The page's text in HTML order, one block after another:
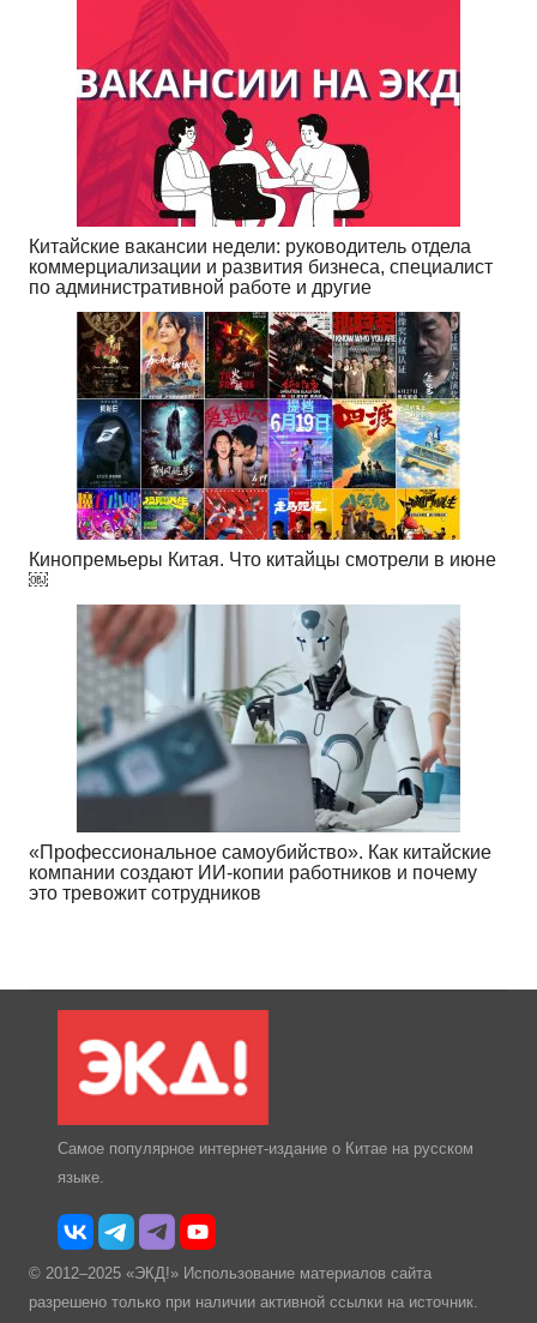
Китайские вакансии недели: руководитель отдела
коммерциализации и развития бизнеса, специалист
по административной работе и другие
Кинопремьеры Китая. Что китайцы смотрели в июне
￼
«Профессиональное самоубийство». Как китайские
компании создают ИИ-копии работников и почему
это тревожит сотрудников
Самое популярное интернет-издание о Китае на русском
языке.
© 2012–2025 «ЭКД!» Использование материалов сайта
разрешено только при наличии активной ссылки на источник.